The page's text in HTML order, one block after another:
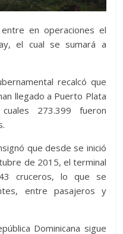
en operaciones el
el cual se sumará a
recalcó que
llegado a Puerto Plata
273.399 fueron
que desde se inició
de 2015, el terminal
cruceros, lo que se
entre pasajeros y
Dominicana sigue